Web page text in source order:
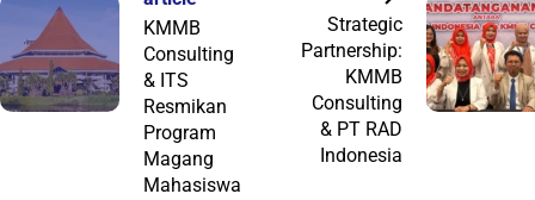
KMMB
Consulting
& ITS
Resmikan
Program
Magang
Mahasiswa
Strategic
Partnership:
KMMB
Consulting
& PT RAD
Indonesia